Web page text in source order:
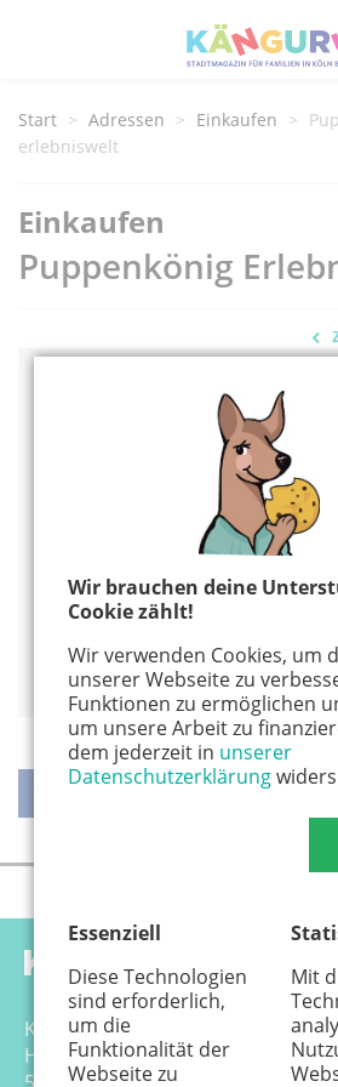
Wir brauchen deine
Cookie zählt!
Wir verwenden Cookies, um
unserer Webseite zu
Funktionen zu ermöglichen
um unsere Arbeit zu
dem jederzeit in unserer
Datenschutzerklärung
Essenziell
Diese Technologien
sind erforderlich,
um die
Funktionalität der
Webseite zu
Mit
Start Adressen Einkaufen
erlebniswelt
Einkaufen
Puppenkönig
Adress Informationen
Puppenkönig Erlebniswelt
0228 - 50 43 38 60
www.puppenkoenig.de/
Alles von diesem
Auf Google Maps
Känguru Colonia Verlag GmbH
Hansemannstr. 17-21